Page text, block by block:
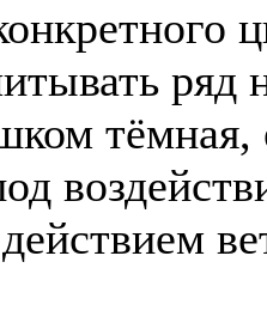
ряд
тёмная,